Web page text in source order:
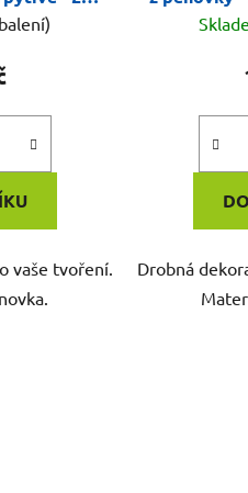
vaše tvoření.
Drobná